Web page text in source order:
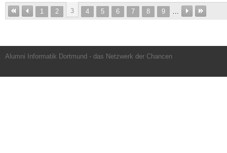
1 2 3 4 5 6 7 8 9 …
Alumni Informatik Dortmund - das Netzwerk der Chancen